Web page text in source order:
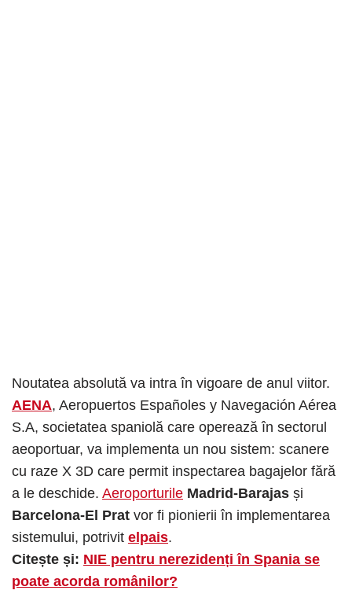
Noutatea absolută va intra în vigoare de anul viitor.
AENA, Aeropuertos Españoles y Navegación Aérea
S.A, societatea spaniolă care operează în sectorul
aeoportuar, va implementa un nou sistem: scanere
cu raze X 3D care permit inspectarea bagajelor fără
a le deschide. Aeroporturile Madrid-Barajas și
Barcelona-El Prat vor fi pionierii în implementarea
sistemului, potrivit elpais.
Citește și: NIE pentru nerezidenți în Spania se
poate acorda românilor?